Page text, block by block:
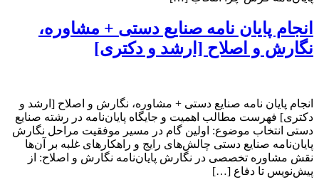
انجام پایان نامه صنایع دستی + مشاوره،
نگارش و اصلاح [ارشد و دکتری]
انجام پایان نامه صنایع دستی + مشاوره، نگارش و اصلاح [ارشد و
دکتری] فهرست مطالب اهمیت و جایگاه پایان‌نامه در رشته صنایع
دستی انتخاب موضوع: اولین گام در مسیر موفقیت مراحل نگارش
پایان‌نامه صنایع دستی چالش‌های رایج و راهکارهای غلبه بر آن‌ها
نقش مشاوره تخصصی در نگارش پایان‌نامه نگارش و اصلاح: از
پیش‌نویس تا دفاع […]